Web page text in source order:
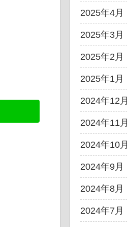
2025年4月
2025年3月
2025年2月
2025年1月
2024年12月
2024年11月
2024年10月
2024年9月
2024年8月
2024年7月